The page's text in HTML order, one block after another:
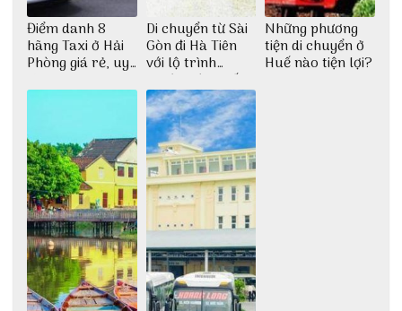
Điểm danh 8
hãng Taxi ở Hải
Phòng giá rẻ, uy
Di chuyển từ Sài
Gòn đi Hà Tiên
với lộ trình
thuận tiện nhất
Những phương
tiện di chuyển ở
Huế nào tiện lợi?